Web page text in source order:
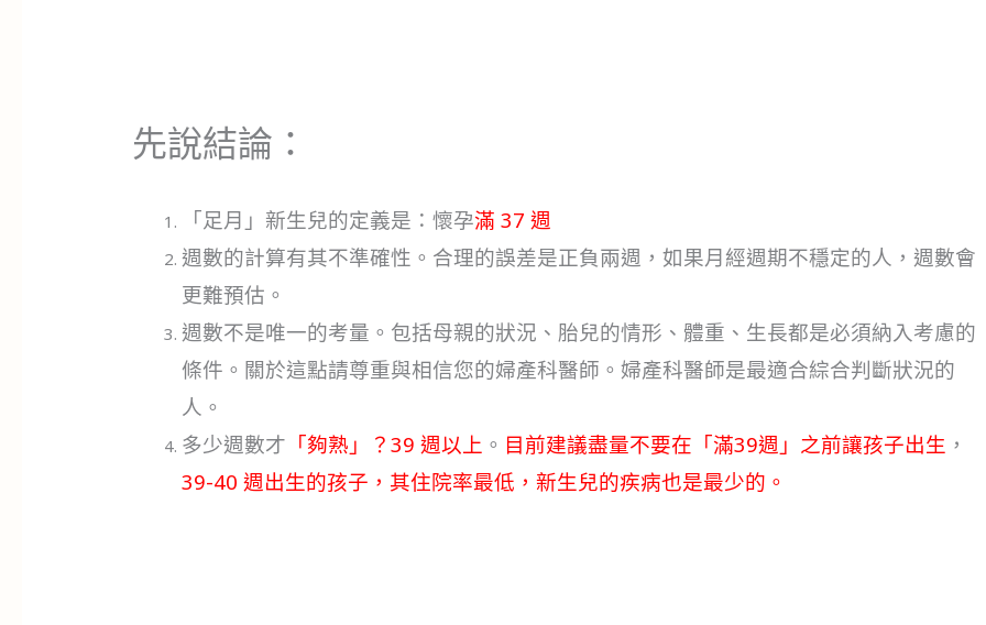
先說結論：
「足月」新生兒的定義是：懷孕滿 37 週
週數的計算有其不準確性。合理的誤差是正負兩週，如果月經週期不穩定的人，週數會
更難預估。
週數不是唯一的考量。包括母親的狀況、胎兒的情形、體重、生長都是必須納入考慮的
條件。關於這點請尊重與相信您的婦產科醫師。婦產科醫師是最適合綜合判斷狀況的
人。
多少週數才 「夠熟」？39 週以上 。 目前建議盡量不要在「滿39週」之前讓孩子出生 ，
39-40 週出生的孩子，其住院率最低，新生兒的疾病也是最少的。